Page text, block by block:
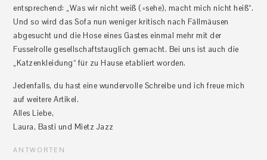
entsprechend: „Was wir nicht weiß (=sehe), macht mich nicht heiß“.
Und so wird das Sofa nun weniger kritisch nach Fällmäusen
abgesucht und die Hose eines Gastes einmal mehr mit der
Fusselrolle gesellschaftstauglich gemacht. Bei uns ist auch die
„Katzenkleidung“ für zu Hause etabliert worden.
Jedenfalls, du hast eine wundervolle Schreibe und ich freue mich
auf weitere Artikel.
Alles Liebe,
Laura, Basti und Mietz Jazz
ANTWORTEN